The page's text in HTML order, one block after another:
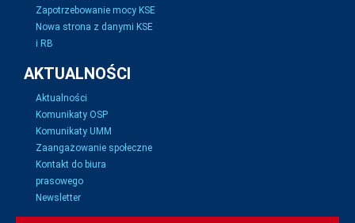
Zapotrzebowanie mocy KSE
Nowa strona z danymi KSE
i RB
AKTUALNOŚCI
Aktualności
Komunikaty OSP
Komunikaty UMM
Zaangażowanie społeczne
Kontakt do biura
prasowego
Newsletter